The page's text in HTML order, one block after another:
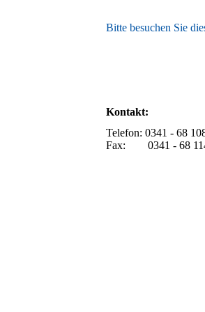
Bitte besuchen Sie
Kontakt:
Telefon: 0341 - 68
Fax: 0341 - 68